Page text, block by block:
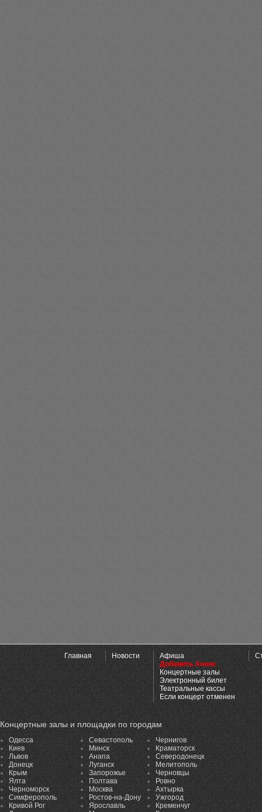
Главная Новости
Афиша
Добавить Анонс
Концертные залы
Электронный билет
Театральные кассы
Если концерт отменен
Концертные залы и площадки по городам
Одесса
Киев
Львов
Донецк
Крым
Ялта
Черноморск
Симферополь
Кривой Рог
Севастополь
Минск
Анапа
Луганск
Запорожье
Полтава
Москва
Ростов-на-Дону
Ярославль
Чернигов
Краматорск
Северодонецк
Мелитополь
Черновцы
Ровно
Ахтырка
Ужгород
Кременчуг